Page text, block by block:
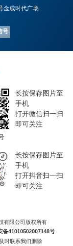
金成时代广场
号
长按保存图片至
手机
打开微信扫一扫
即可关注
长按保存图片至
手机
打开抖音扫一扫
即可关注
有限公司版权所有
备41010502007148号
时联系我们删除